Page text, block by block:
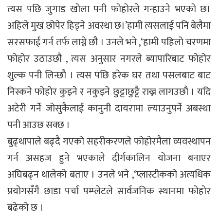
त्यस पछि जुगाड खोला पनी फोहोरले गन्हाउने भएको छ।
अहिले मुख छोपेर हिड्ने अवस्था छ।’हामी त्यसलाई पनि बेलैमा
सरसफाई गर्न तर्फ लाग्ने छौ । उनले भने ,‘हामी पहिलो चरणमा
फोहोर उठाउछौ , त्यस अनुसार नगरले ब्यापारिबाट फोहोर
शुल्क पनी लिन्छौ । त्यस पछि हरेक घर तथा पसलबाट बाट
निस्कने फोहोर कुइने र नकुइने छुट्टाछुट्टै राख्न लागउछौ । यदि
अटेरी गर्ने जोसुकैलाई कानुनी दायरामा ल्याउनुपर्ने अबस्था
पनी आउछ सक्छ ।
बुढ्थापाले बढ्दै गएको सहरीकरणले फोहोरमैला व्यवस्थापन
गर्न असहज हुने भएकाले दीर्गकालिन योजना बनाएर
अघिबढ्न थालेको बताए । उनले भने ,‘प्लास्टीकको अत्यधिक
प्रयोगसँगै छाडा पर्चा पम्प्लेटले सार्वजनिक स्थानमा फोहोर
बढेको छ ।